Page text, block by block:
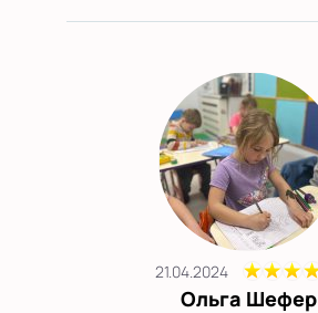
21.04.2024
Ольга Шефер